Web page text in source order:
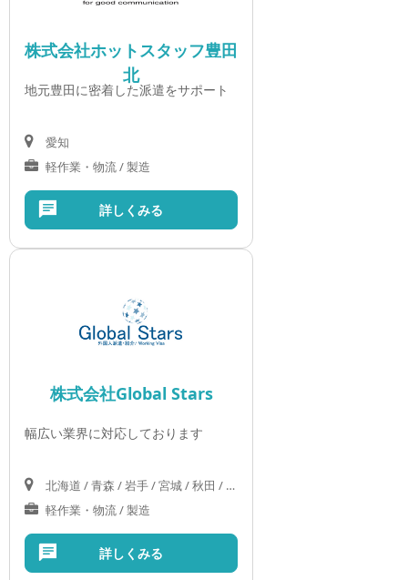
株式会社ホットスタッフ豊田
北
地元豊田に密着した派遣をサポート
愛知
軽作業・物流 / 製造
詳しくみる
株式会社Global Stars
幅広い業界に対応しております
北海道 / 青森 / 岩手 / 宮城 / 秋田 / 山形 / 福島 / 茨城 / 栃木 / 群馬 / 埼玉 / 千葉 / 東京 / 神奈川 / 新潟 / 富山 / 石川 / 福井 / 山梨 / 長野 / 岐阜 / 静岡 / 愛知 / 三重 / 滋賀 / 京都 / 大阪 / 兵庫 / 奈良 / 和歌山 / 鳥取 / 島根 / 岡山 / 広島 / 山口 / 徳島 / 香川 / 愛媛 / 高知 / 福岡 / 佐賀 / 長崎 / 熊本 / 大分 / 宮崎 / 鹿児島 / 沖縄
軽作業・物流 / 製造
詳しくみる